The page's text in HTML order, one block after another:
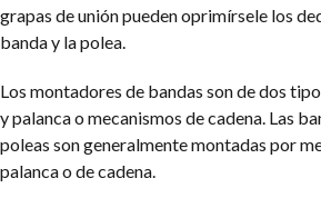
grapas de unión pueden oprimírsele los
banda y la polea.
Los montadores de bandas son de dos
y palanca o mecanismos de cadena. Las
poleas son generalmente montadas por
palanca o de cadena.